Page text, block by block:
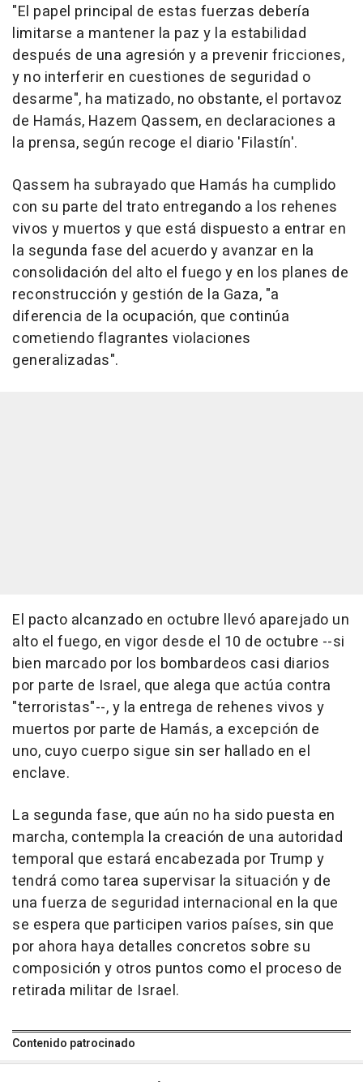
"El papel principal de estas fuerzas debería
limitarse a mantener la paz y la estabilidad
después de una agresión y a prevenir fricciones,
y no interferir en cuestiones de seguridad o
desarme", ha matizado, no obstante, el portavoz
de Hamás, Hazem Qassem, en declaraciones a
la prensa, según recoge el diario 'Filastín'.
Qassem ha subrayado que Hamás ha cumplido
con su parte del trato entregando a los rehenes
vivos y muertos y que está dispuesto a entrar en
la segunda fase del acuerdo y avanzar en la
consolidación del alto el fuego y en los planes de
reconstrucción y gestión de la Gaza, "a
diferencia de la ocupación, que continúa
cometiendo flagrantes violaciones
generalizadas".
El pacto alcanzado en octubre llevó aparejado un
alto el fuego, en vigor desde el 10 de octubre --si
bien marcado por los bombardeos casi diarios
por parte de Israel, que alega que actúa contra
"terroristas"--, y la entrega de rehenes vivos y
muertos por parte de Hamás, a excepción de
uno, cuyo cuerpo sigue sin ser hallado en el
enclave.
La segunda fase, que aún no ha sido puesta en
marcha, contempla la creación de una autoridad
temporal que estará encabezada por Trump y
tendrá como tarea supervisar la situación y de
una fuerza de seguridad internacional en la que
se espera que participen varios países, sin que
por ahora haya detalles concretos sobre su
composición y otros puntos como el proceso de
retirada militar de Israel.
Contenido patrocinado